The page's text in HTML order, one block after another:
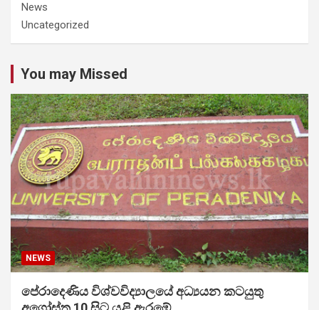
News
Uncategorized
You may Missed
NEWS
පේරාදෙණිය විශ්වවිද්‍යාලයේ අධ්‍යයන කටයුතු